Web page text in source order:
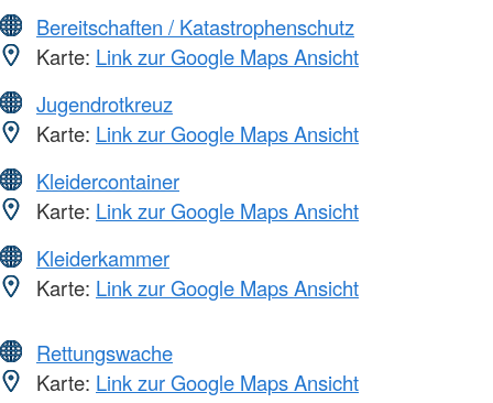
Bereitschaften / Katastrophenschutz
Karte: Link zur Google Maps Ansicht
Jugendrotkreuz
Karte: Link zur Google Maps Ansicht
Kleidercontainer
Karte: Link zur Google Maps Ansicht
Kleiderkammer
Karte: Link zur Google Maps Ansicht
Rettungswache
Karte: Link zur Google Maps Ansicht